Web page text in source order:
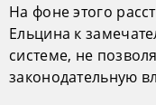
На фоне этого
Ельцина к
системе, не
законодательную